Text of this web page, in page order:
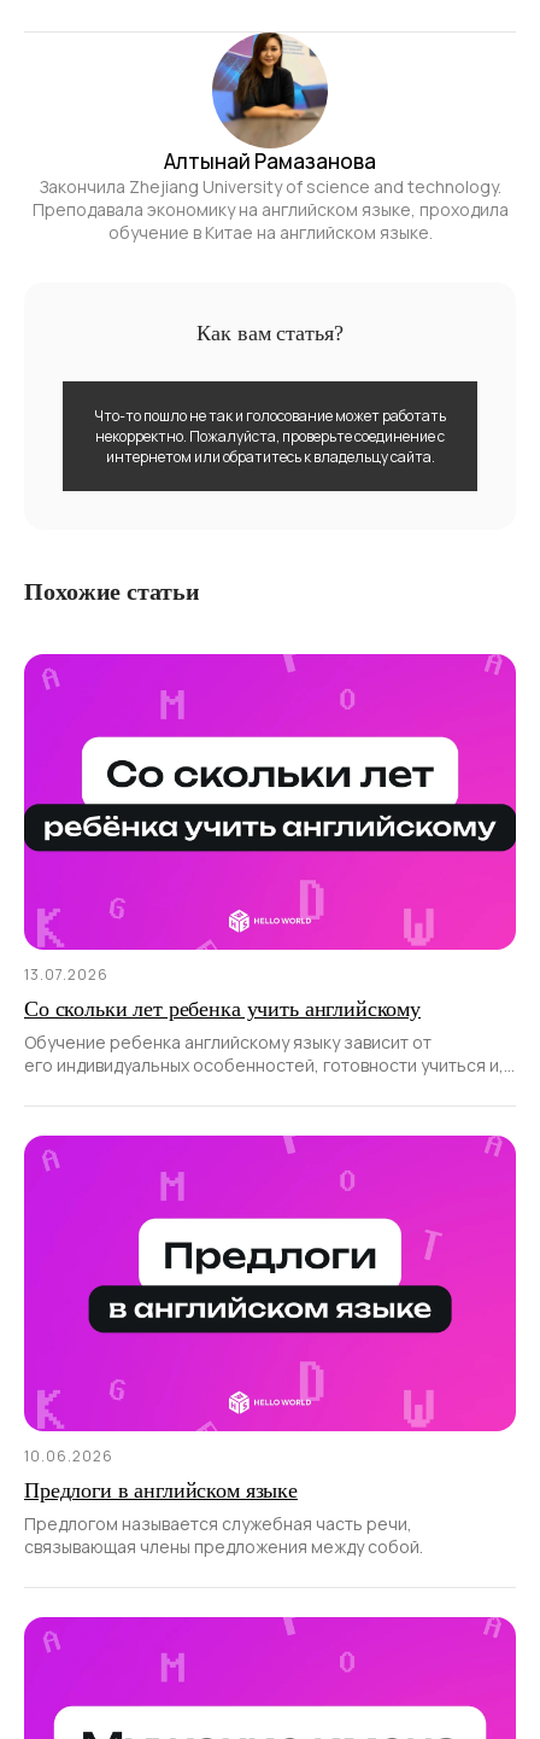
Алтынай Рамазанова
Закончила Zhejiang University of science and technology.
Преподавала экономику на английском языке, проходила
обучение в Китае на английском языке.
Как вам статья?
Что-то пошло не так и голосование может работать
некорректно. Пожалуйста, проверьте соединение с
интернетом или обратитесь к владельцу сайта.
Похожие статьи
13.07.2026
Со скольки лет ребенка учить английскому
Обучение ребенка английскому языку зависит от
его индивидуальных особенностей, готовности учиться и,
10.06.2026
Предлоги в английском языке
Предлогом называется служебная часть речи,
связывающая члены предложения между собой.